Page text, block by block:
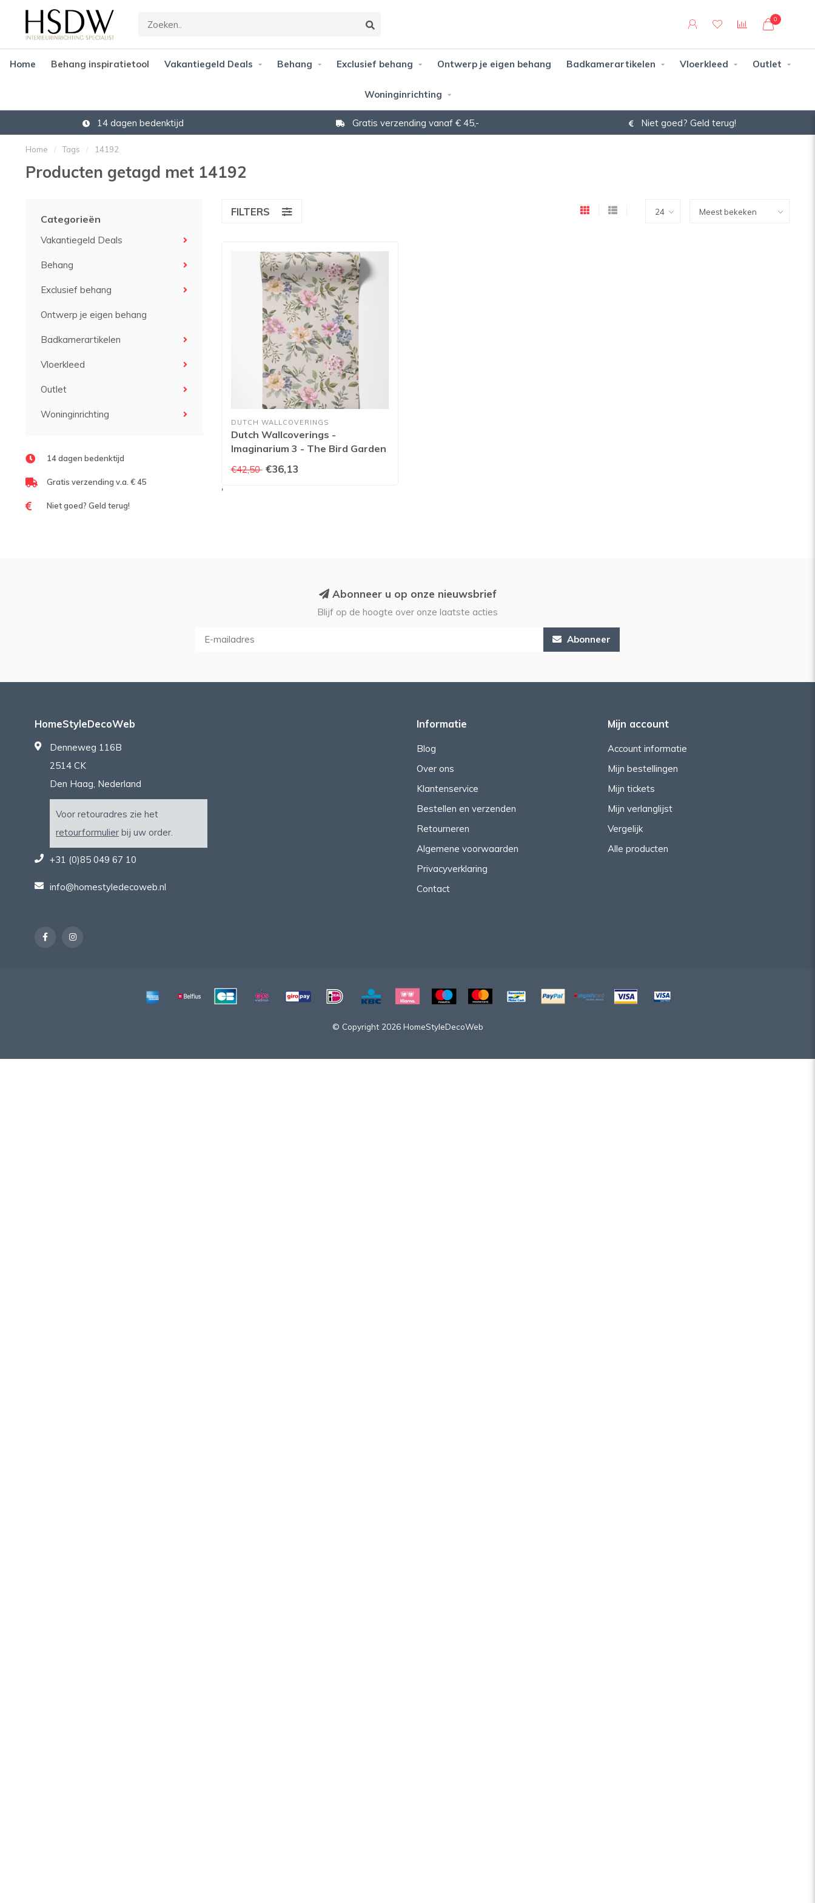
0
Home Behang inspiratietool Vakantiegeld Deals Behang Exclusief behang Ontwerp je eigen behang Badkamerartikelen Vloerkleed Outlet
Woninginrichting
14 dagen bedenktijd Gratis verzending vanaf € 45,- Niet goed? Geld terug!
Home / Tags / 14192
Producten getagd met 14192
Categorieën
Vakantiegeld Deals
Behang
Exclusief behang
Ontwerp je eigen behang
Badkamerartikelen
Vloerkleed
Outlet
Woninginrichting
14 dagen bedenktijd
Gratis verzending v.a. € 45
Niet goed? Geld terug!
FILTERS
DUTCH WALLCOVERINGS
Dutch Wallcoverings -
Imaginarium 3 - The Bird Garden
Beige/Multi - 14192
€42,50 €36,13
'
Abonneer u op onze nieuwsbrief
Blijf op de hoogte over onze laatste acties
Abonneer
HomeStyleDecoWeb
Denneweg 116B
2514 CK
Den Haag, Nederland
Voor retouradres zie het
retourformulier bij uw order.
+31 (0)85 049 67 10
info@homestyledecoweb.nl
Informatie
Blog
Over ons
Klantenservice
Bestellen en verzenden
Retourneren
Algemene voorwaarden
Privacyverklaring
Contact
Mijn account
Account informatie
Mijn bestellingen
Mijn tickets
Mijn verlanglijst
Vergelijk
Alle producten
© Copyright 2026 HomeStyleDecoWeb